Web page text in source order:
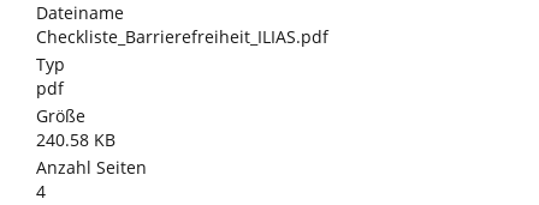
Dateiname
Checkliste_Barrierefreiheit_ILIAS.pdf
Typ
pdf
Größe
240.58 KB
Anzahl Seiten
4